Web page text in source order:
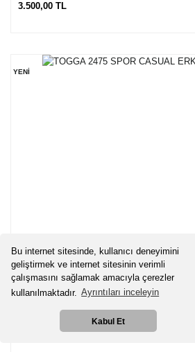
Bu internet sitesinde, kullanıcı deneyimini
geliştirmek ve internet sitesinin verimli
çalışmasını sağlamak amacıyla çerezler
kullanılmaktadır. Ayrıntıları inceleyin
Kabul Et
3.500,00 TL
YENİ